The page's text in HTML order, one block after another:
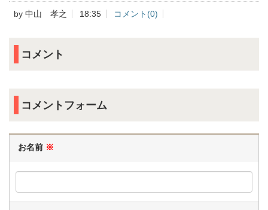
by 中山 孝之 18:35 コメント(0)
コメント
コメントフォーム
お名前 ※